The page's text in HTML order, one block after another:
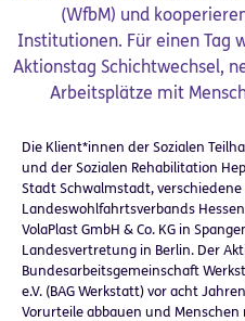
(WfbM) und
Institutionen. Für einen Tag
Aktionstag Schichtwechsel,
Arbeitsplätze mit
Die Klient*innen der Sozialen
und der Sozialen Rehabilitation
Stadt Schwalmstadt,
Landeswohlfahrtsverbands
VolaPlast GmbH & Co. KG in
Landesvertretung in Berlin. Der
Bundesarbeitsgemeinschaft
e.V. (BAG Werkstatt) vor acht
Vorurteile abbauen und